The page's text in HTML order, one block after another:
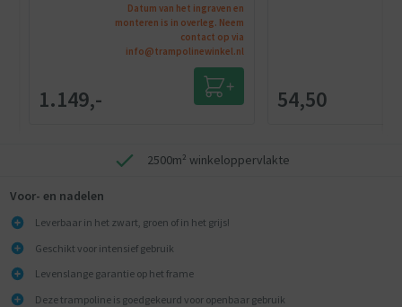
1.149,-
Datum van het ingraven en
monteren is in overleg. Neem
contact op via
info@trampolinewinkel.nl
54,50
2500m² winkeloppervlakte
Voor- en nadelen
Leverbaar in het zwart, groen of in het grijs!
Geschikt voor intensief gebruik
Levenslange garantie op het frame
Deze trampoline is goedgekeurd voor openbaar gebruik